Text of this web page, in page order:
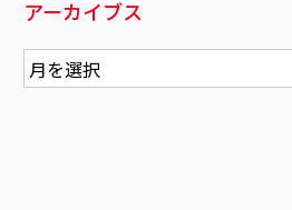
アーカイブス